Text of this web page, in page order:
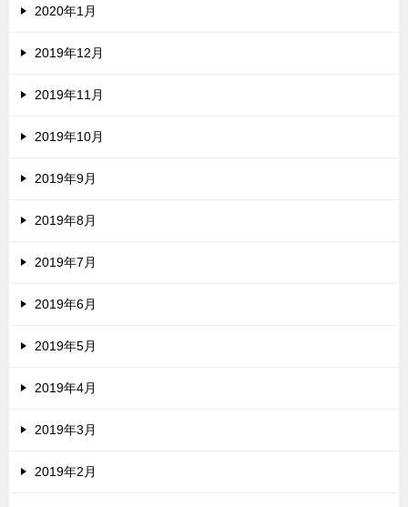
2020年1月
2019年12月
2019年11月
2019年10月
2019年9月
2019年8月
2019年7月
2019年6月
2019年5月
2019年4月
2019年3月
2019年2月